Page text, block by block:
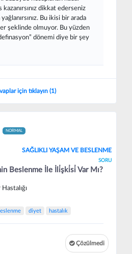
kazanırsınız dikkat ederseniz
Bu ikisi bir arada
şeklinde olmuyor. Bu yüzden
dönemi diye bir şey
için tıklayın (1)
NORMAL
SAĞLIKLI YAŞAM VE BESLENME
SORU
Beslenme İle İli̇şki̇si̇ Var Mı?
diyet hastalık
Çözülmedi